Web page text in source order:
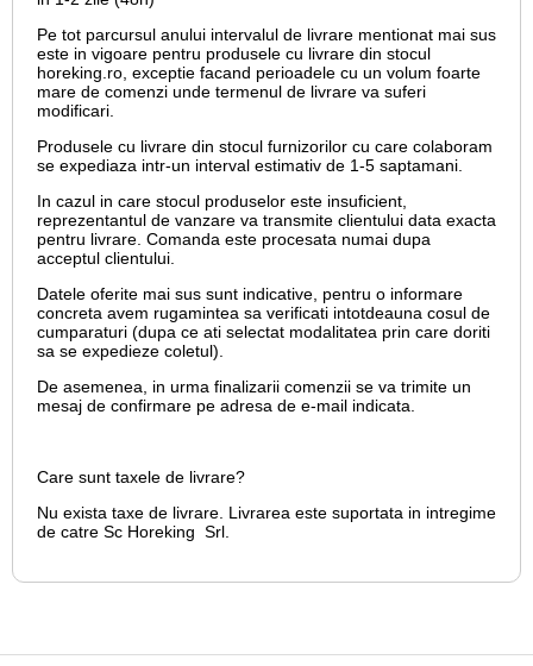
Pe tot parcursul anului intervalul de livrare mentionat mai sus
este in vigoare pentru produsele cu livrare din stocul
horeking.ro, exceptie facand perioadele cu un volum foarte
mare de comenzi unde termenul de livrare va suferi
modificari.
Produsele cu livrare din stocul furnizorilor cu care colaboram
se expediaza intr-un interval estimativ de 1-5 saptamani.
In cazul in care stocul produselor este insuficient,
reprezentantul de vanzare va transmite clientului data exacta
pentru livrare. Comanda este procesata numai dupa
acceptul clientului.
Datele oferite mai sus sunt indicative, pentru o informare
concreta avem rugamintea sa verificati intotdeauna cosul de
cumparaturi (dupa ce ati selectat modalitatea prin care doriti
sa se expedieze coletul).
De asemenea, in urma finalizarii comenzii se va trimite un
mesaj de confirmare pe adresa de e-mail indicata.
Care sunt taxele de livrare?
Nu exista taxe de livrare. Livrarea este suportata in intregime
de catre Sc Horeking Srl.